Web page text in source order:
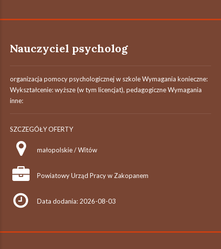
Nauczyciel psycholog
organizacja pomocy psychologicznej w szkole Wymagania konieczne:
Wykształcenie: wyższe (w tym licencjat), pedagogiczne Wymagania
inne:
SZCZEGÓŁY OFERTY
małopolskie / Witów
Powiatowy Urząd Pracy w Zakopanem
Data dodania: 2026-08-03